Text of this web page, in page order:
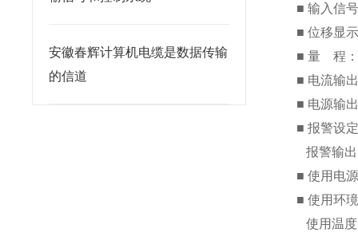
安徽春辉计算机电缆是数据传输
的信道
■ 输入信
■ 位移显
■ 量 程：
■ 电流输
■ 电源输
■ 报警设
报警输
■ 使用电
■ 使用环
使用温